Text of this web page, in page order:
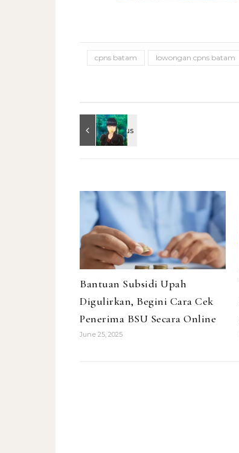
cpns batam lowongan cpns batam
Bantuan Subsidi Upah
Digulirkan, Begini Cara Cek
Penerima BSU Secara Online
June 25, 2025